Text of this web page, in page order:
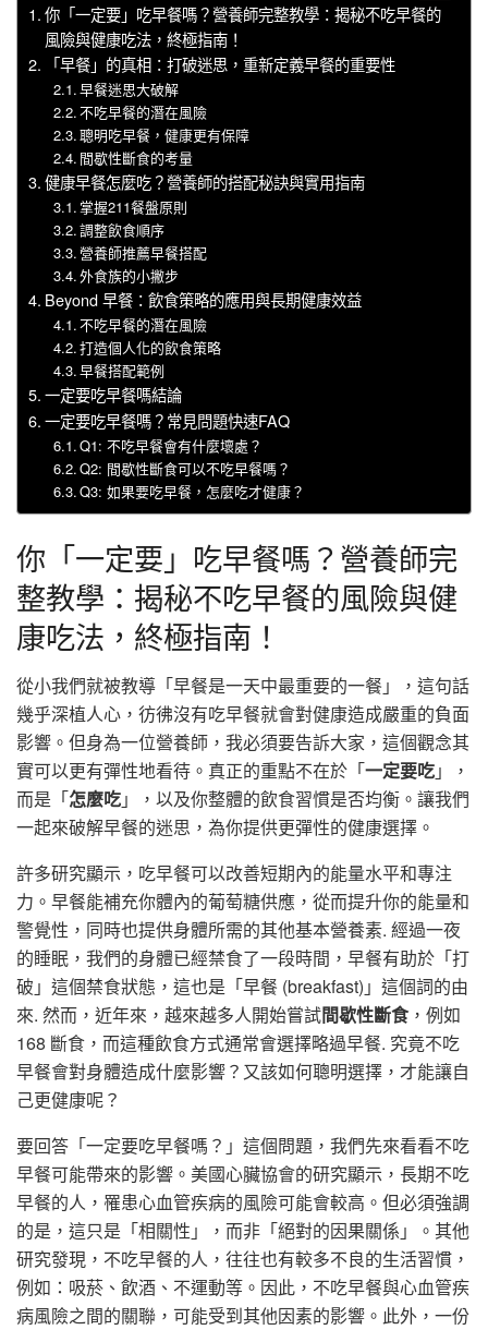
你「一定要」吃早餐嗎？營養師完整教學：揭秘不吃早餐的
風險與健康吃法，終極指南！
「早餐」的真相：打破迷思，重新定義早餐的重要性
早餐迷思大破解
不吃早餐的潛在風險
聰明吃早餐，健康更有保障
間歇性斷食的考量
健康早餐怎麼吃？營養師的搭配秘訣與實用指南
掌握211餐盤原則
調整飲食順序
營養師推薦早餐搭配
外食族的小撇步
Beyond 早餐：飲食策略的應用與長期健康效益
不吃早餐的潛在風險
打造個人化的飲食策略
早餐搭配範例
一定要吃早餐嗎結論
一定要吃早餐嗎？常見問題快速FAQ
Q1: 不吃早餐會有什麼壞處？
Q2: 間歇性斷食可以不吃早餐嗎？
Q3: 如果要吃早餐，怎麼吃才健康？
你「一定要」吃早餐嗎？營養師完
整教學：揭秘不吃早餐的風險與健
康吃法，終極指南！
從小我們就被教導「早餐是一天中最重要的一餐」，這句話
幾乎深植人心，彷彿沒有吃早餐就會對健康造成嚴重的負面
影響。但身為一位營養師，我必須要告訴大家，這個觀念其
實可以更有彈性地看待。真正的重點不在於「一定要吃」，
而是「怎麼吃」，以及你整體的飲食習慣是否均衡。讓我們
一起來破解早餐的迷思，為你提供更彈性的健康選擇。
許多研究顯示，吃早餐可以改善短期內的能量水平和專注
力。早餐能補充你體內的葡萄糖供應，從而提升你的能量和
警覺性，同時也提供身體所需的其他基本營養素. 經過一夜
的睡眠，我們的身體已經禁食了一段時間，早餐有助於「打
破」這個禁食狀態，這也是「早餐 (breakfast)」這個詞的由
來. 然而，近年來，越來越多人開始嘗試間歇性斷食，例如
168 斷食，而這種飲食方式通常會選擇略過早餐. 究竟不吃
早餐會對身體造成什麼影響？又該如何聰明選擇，才能讓自
己更健康呢？
要回答「一定要吃早餐嗎？」這個問題，我們先來看看不吃
早餐可能帶來的影響。美國心臟協會的研究顯示，長期不吃
早餐的人，罹患心血管疾病的風險可能會較高。但必須強調
的是，這只是「相關性」，而非「絕對的因果關係」。其他
研究發現，不吃早餐的人，往往也有較多不良的生活習慣，
例如：吸菸、飲酒、不運動等。因此，不吃早餐與心血管疾
病風險之間的關聯，可能受到其他因素的影響。此外，一份